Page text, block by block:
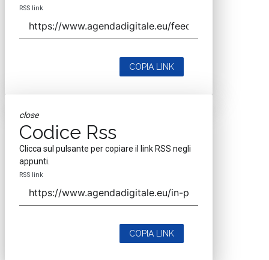
RSS link
COPIA LINK
close
Codice Rss
Clicca sul pulsante per copiare il link RSS negli
appunti.
RSS link
COPIA LINK